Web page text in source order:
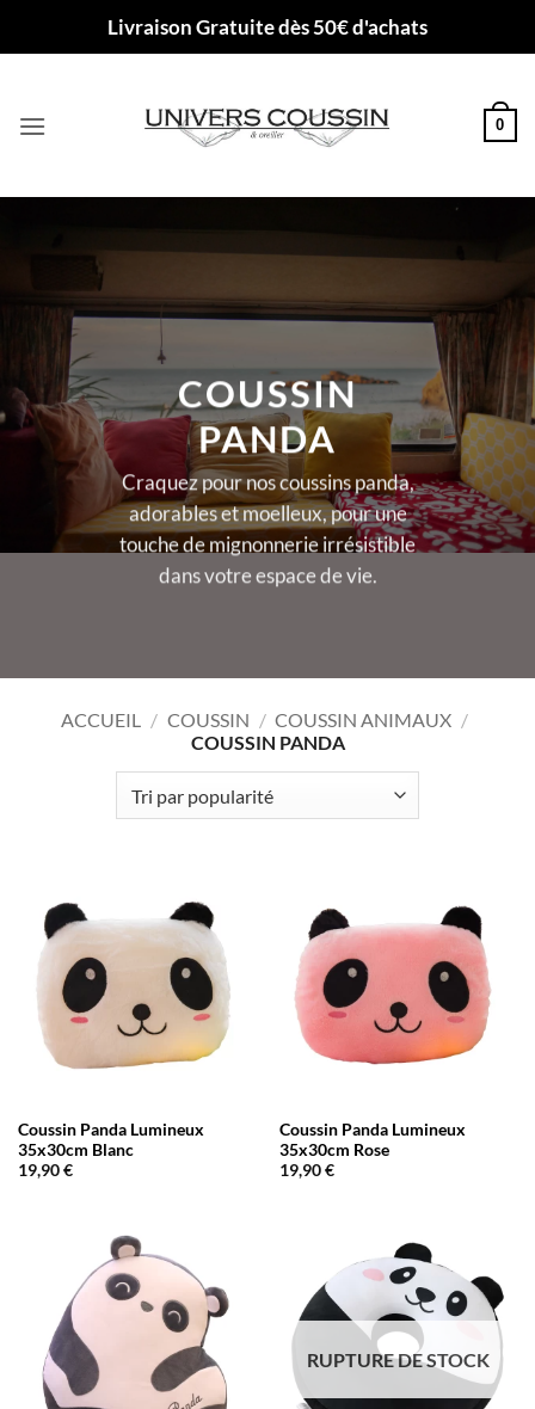
Livraison Gratuite dès 50€ d'achats
0
COUSSIN
PANDA
Craquez pour nos coussins panda,
adorables et moelleux, pour une
touche de mignonnerie irrésistible
dans votre espace de vie.
ACCUEIL / COUSSIN / COUSSIN ANIMAUX /
COUSSIN PANDA
Coussin Panda Lumineux
35x30cm Blanc
19,90€
Coussin Panda Lumineux
35x30cm Rose
19,90€
RUPTURE DE STOCK